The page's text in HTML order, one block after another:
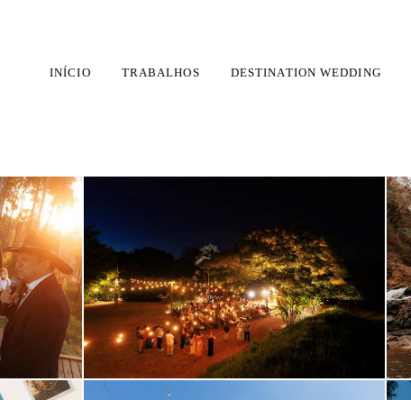
INÍCIO TRABALHOS DESTINATION WEDDING